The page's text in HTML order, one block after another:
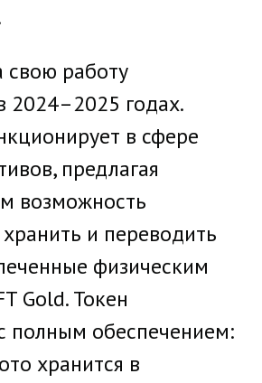
свою работу
2024–2025 годах.
в сфере
предлагая
возможность
и переводить
физическим
Gold. Токен
полным обеспечением:
хранится в